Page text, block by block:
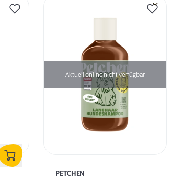
Aktuell online nicht verfügbar
PETCHEN